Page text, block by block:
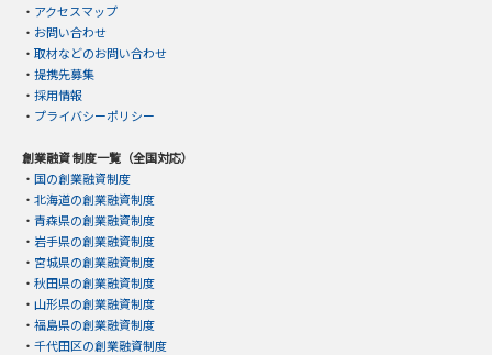
・ アクセスマップ
・ お問い合わせ
・ 取材などのお問い合わせ
・ 提携先募集
・ 採用情報
・ プライバシーポリシー
創業融資 制度一覧（全国対応）
・ 国の創業融資制度
・ 北海道の創業融資制度
・ 青森県の創業融資制度
・ 岩手県の創業融資制度
・ 宮城県の創業融資制度
・ 秋田県の創業融資制度
・ 山形県の創業融資制度
・ 福島県の創業融資制度
・ 千代田区の創業融資制度